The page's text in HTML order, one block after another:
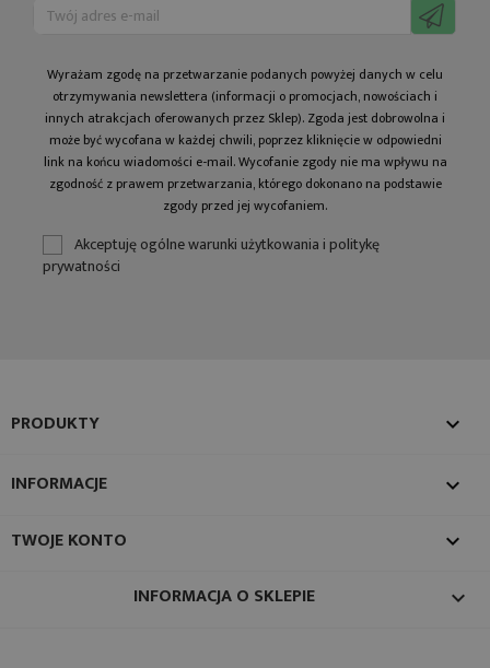
Wyrażam zgodę na prze­twa­rza­nie po­da­nych powyżej danych w celu
otrzy­my­wa­nia newslettera (informacji o promocjach, nowościach i
innych atrakcjach oferowanych przez Sklep). Zgoda jest dobrowolna i
może być wycofana w każdej chwili, poprzez kliknięcie w odpowiedni
link na końcu wiadomości e-mail. Wycofanie zgody nie ma wpływu na
zgodność z prawem przetwarzania, którego dokonano na podstawie
zgody przed jej wycofaniem.
Akceptuję ogólne warunki użytkowania i politykę
prywatności
PRODUKTY 
INFORMACJE 
TWOJE KONTO 
INFORMACJA O SKLEPIE keyboard_arrow_down